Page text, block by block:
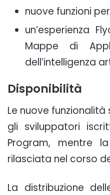
nuove funzioni
un’esperienza
Mappe di
dell’intelligenza
Disponibilità
Le nuove
gli sviluppatori
Program, mentre
rilasciata nel corso
La distribuzione